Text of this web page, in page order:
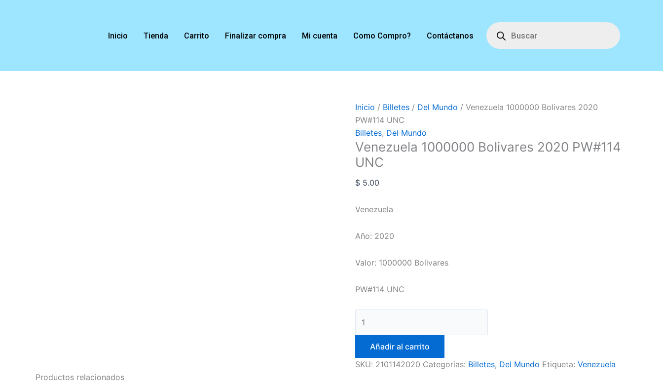
Inicio Tienda Carrito Finalizar compra Mi cuenta Como Compro? Contáctanos
Búsqueda
de
productos
Inicio / Billetes / Del Mundo / Venezuela 1000000 Bolivares 2020
PW#114 UNC
Billetes, Del Mundo
Venezuela 1000000 Bolivares 2020 PW#114
UNC
$ 5.00
Venezuela
Año: 2020
Valor: 1000000 Bolivares
PW#114 UNC
Bolivares
UNC
Añadir al carrito
SKU: 2101142020 Categorías: Billetes, Del Mundo Etiqueta: Venezuela
Productos relacionados